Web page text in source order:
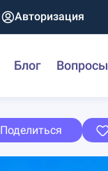
Авторизация
Блог Вопросы
Поделиться